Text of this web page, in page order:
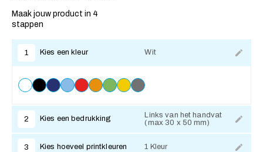
Maak jouw product in 4
stappen
1 Kies een kleur Wit
2 Kies een bedrukking
Links van het handvat
(max 30 x 50 mm)
3 Kies hoeveel printkleuren 1 Kleur